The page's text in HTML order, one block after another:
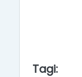
Tagi: